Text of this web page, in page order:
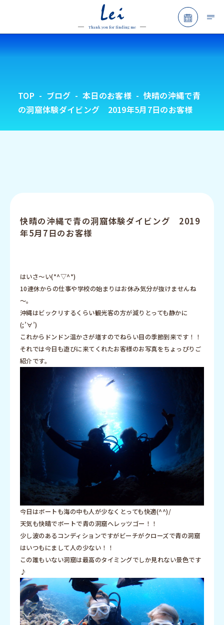
Lei
Thank you for finding me
予約フ
TOP ブログ 本日のお客様
快晴の沖縄で青
の洞窟体験ダイビング 2019年5月7日のお客様
快晴の沖縄で青の洞窟体験ダイビング 2019
年5月7日のお客様
はいさ～い(*^▽^*)
10連休からの仕事や学校の始まりはお休み気分が抜けませんね
～。
沖縄はビックリするくらい観光客の方が減りとっても静かに
(;’∀’)
これからドンドン温かさが増すのでねらい目の季節到来です！！
それでは今日も遊びに来てくれたお客様のお写真をちょっぴりご
紹介です。
今日はボートも海の中も人が少なくとっても快適(^^)/
天気も快晴でボートで青の洞窟へレッツゴー！！
少し波のあるコンディションですがビーチがクローズで青の洞窟
はいつもにまして人の少ない！！
この誰もいない洞窟は最高のタイミングでしか見れない景色です
♪